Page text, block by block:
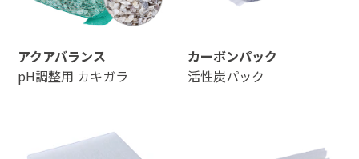
アクアバランス
pH調整用 カキガラ
カーボンパック
活性炭パック